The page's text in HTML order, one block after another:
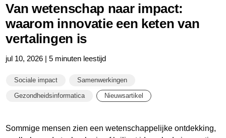
Van wetenschap naar impact:
waarom innovatie een keten van
vertalingen is
jul 10, 2026 | 5 minuten leestijd
Sociale impact Samenwerkingen
Gezondheidsinformatica Nieuwsartikel
Sommige mensen zien een wetenschappelijke ontdekking,